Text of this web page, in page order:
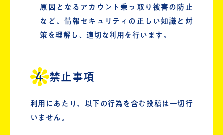
原因となるアカウント乗っ取り被害の防止
など、情報セキュリティの正しい知識と対
策を理解し、適切な利用を行います。
禁止事項
利用にあたり、以下の行為を含む投稿は一切行
いません。